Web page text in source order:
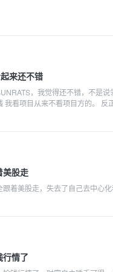
来还不错
，我觉得还不错，不是
我看项目从来不看项目方的。 反
美股走
着美股走，失去了自己去中心化
行情了